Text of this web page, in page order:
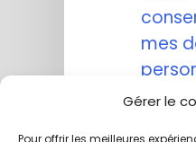
Gérer le
Pour offrir les meilleures
mes